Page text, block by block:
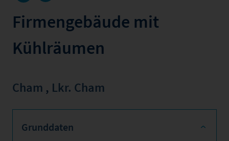
Firmengebäude mit
Kühlräumen
Cham , Lkr. Cham
Grunddaten